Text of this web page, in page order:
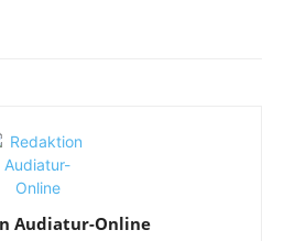
Audiatur-Online